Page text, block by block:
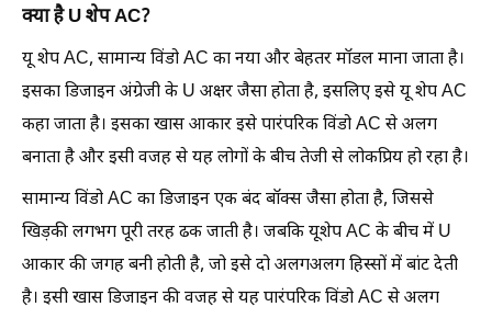
क्या है U शेप AC?
यू शेप AC, सामान्य विंडो AC का नया और बेहतर मॉडल माना जाता है।
इसका डिजाइन अंग्रेजी के U अक्षर जैसा होता है, इसलिए इसे यू शेप AC
कहा जाता है। इसका खास आकार इसे पारंपरिक विंडो AC से अलग
बनाता है और इसी वजह से यह लोगों के बीच तेजी से लोकप्रिय हो रहा है।
सामान्य विंडो AC का डिजाइन एक बंद बॉक्स जैसा होता है, जिससे
खिड़की लगभग पूरी तरह ढक जाती है। जबकि यूशेप AC के बीच में U
आकार की जगह बनी होती है, जो इसे दो अलगअलग हिस्सों में बांट देती
है। इसी खास डिजाइन की वजह से यह पारंपरिक विंडो AC से अलग